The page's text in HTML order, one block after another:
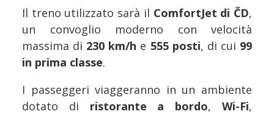
Il treno utilizzato sarà il ComfortJet di ČD,
un convoglio moderno con velocità
massima di 230 km/h e 555 posti, di cui 99
in prima classe.
I passeggeri viaggeranno in un ambiente
dotato di ristorante a bordo,Wi-Fi,